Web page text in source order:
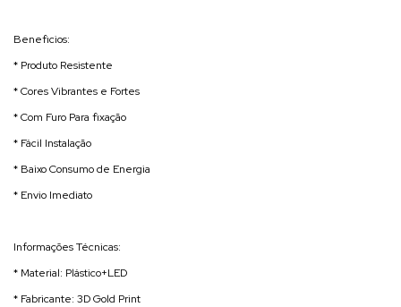
Beneficios:
* Produto Resistente
* Cores Vibrantes e Fortes
* Com Furo Para fixação
* Fácil Instalação
* Baixo Consumo de Energia
* Envio Imediato
Informações Técnicas:
* Material: Plástico+LED
* Fabricante: 3D Gold Print